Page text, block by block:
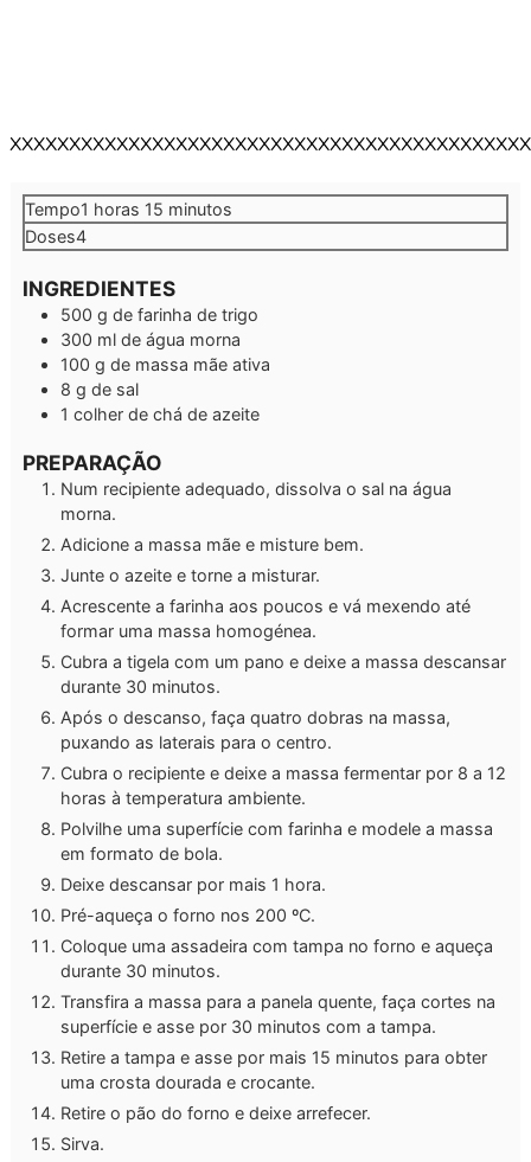
Tempo1 hora
horas 15 minutos
minutos
Doses4
INGREDIENTES
500 g de farinha de trigo
300 ml de água morna
100 g de massa mãe ativa
8 g de sal
1 colher de chá de azeite
PREPARAÇÃO
Num recipiente adequado, dissolva o sal na água
morna.
Adicione a massa mãe e misture bem.
Junte o azeite e torne a misturar.
Acrescente a farinha aos poucos e vá mexendo até
formar uma massa homogénea.
Cubra a tigela com um pano e deixe a massa descansar
durante 30 minutos.
Após o descanso, faça quatro dobras na massa,
puxando as laterais para o centro.
Cubra o recipiente e deixe a massa fermentar por 8 a 12
horas à temperatura ambiente.
Polvilhe uma superfície com farinha e modele a massa
em formato de bola.
Deixe descansar por mais 1 hora.
Pré-aqueça o forno nos 200 ºC.
Coloque uma assadeira com tampa no forno e aqueça
durante 30 minutos.
Transfira a massa para a panela quente, faça cortes na
superfície e asse por 30 minutos com a tampa.
Retire a tampa e asse por mais 15 minutos para obter
uma crosta dourada e crocante.
Retire o pão do forno e deixe arrefecer.
Sirva.